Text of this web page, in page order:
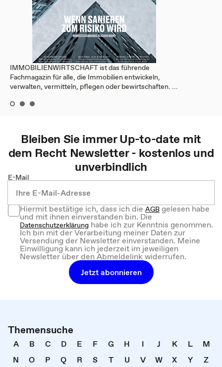
IMMOBILIENWIRTSCHAFT ist das führende
Fachmagazin für alle, die Immobilien entwickeln,
verwalten, vermitteln, pflegen oder bewirtschaften. ...
Bleiben Sie immer Up-to-date mit
dem Recht Newsletter - kostenlos und
unverbindlich
E-Mail
Hiermit bestätige ich, dass ich dieAGBgelesen habe
und mit ihnen einverstanden bin. Die
Datenschutzerklärung habe ich zur Kenntnis genommen.
Ich bin mit der Verarbeitung meiner Daten zur
Versendung der Newsletter einverstanden. Meine
Einwilligung kann ich jederzeit im jeweiligen
Newsletter über den Abmeldelink widerrufen.
Jetzt abonnieren
Themensuche
A B C D E F G H I J K L
M
N
O P Q R S T U V W X Y
Z